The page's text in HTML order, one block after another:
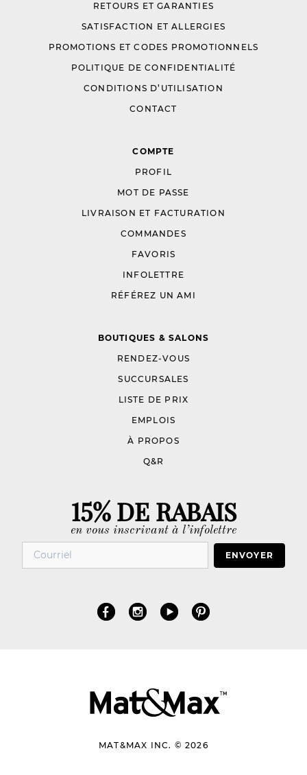
RETOURS ET GARANTIES
SATISFACTION ET ALLERGIES
PROMOTIONS ET CODES PROMOTIONNELS
POLITIQUE DE CONFIDENTIALITÉ
CONDITIONS D’UTILISATION
CONTACT
COMPTE
PROFIL
MOT DE PASSE
LIVRAISON ET FACTURATION
COMMANDES
FAVORIS
INFOLETTRE
RÉFÉREZ UN AMI
BOUTIQUES & SALONS
RENDEZ-VOUS
SUCCURSALES
LISTE DE PRIX
EMPLOIS
À PROPOS
Q&R
15% DE RABAIS
en vous inscrivant à l’infolettre
ENVOYER
MAT&MAX INC. © 2026